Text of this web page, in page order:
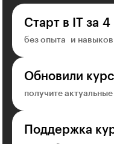
Старт в IT за
без опыта и
Обновили
получите
Поддержка